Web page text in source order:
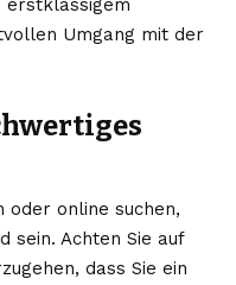
erstklassigem
Umgang mit der
oder online suchen,
sein. Achten Sie auf
dass Sie ein